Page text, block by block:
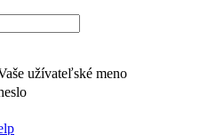
užívateľské meno